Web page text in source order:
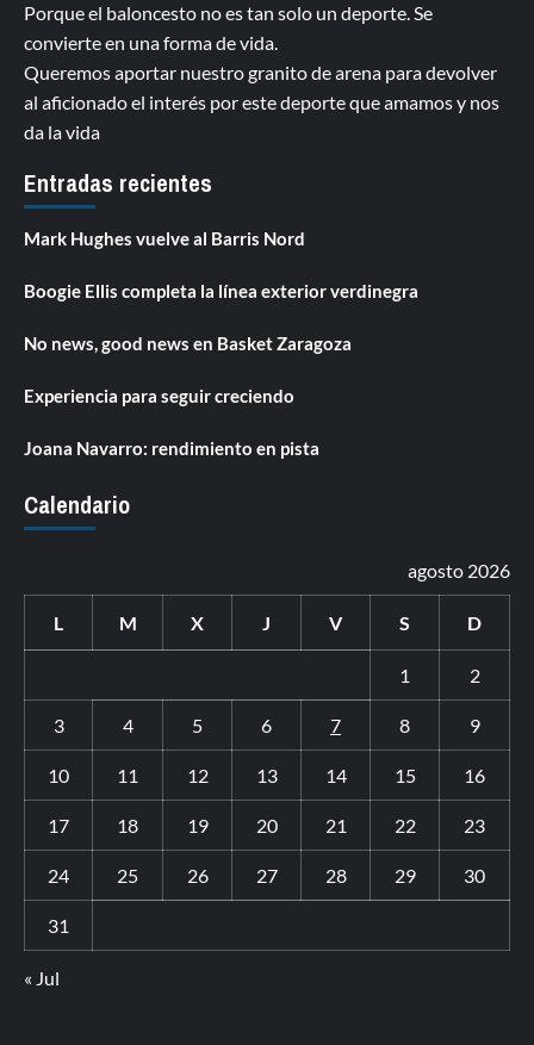
Porque el baloncesto no es tan solo un deporte. Se
convierte en una forma de vida.
Queremos aportar nuestro granito de arena para devolver
al aficionado el interés por este deporte que amamos y nos
da la vida
Entradas recientes
Mark Hughes vuelve al Barris Nord
Boogie Ellis completa la línea exterior verdinegra
No news, good news en Basket Zaragoza
Experiencia para seguir creciendo
Joana Navarro: rendimiento en pista
Calendario
agosto 2026
L M X J V S D
1 2
3 4 5 6 7 8 9
10 11 12 13 14 15 16
17 18 19 20 21 22 23
24 25 26 27 28 29 30
31
« Jul